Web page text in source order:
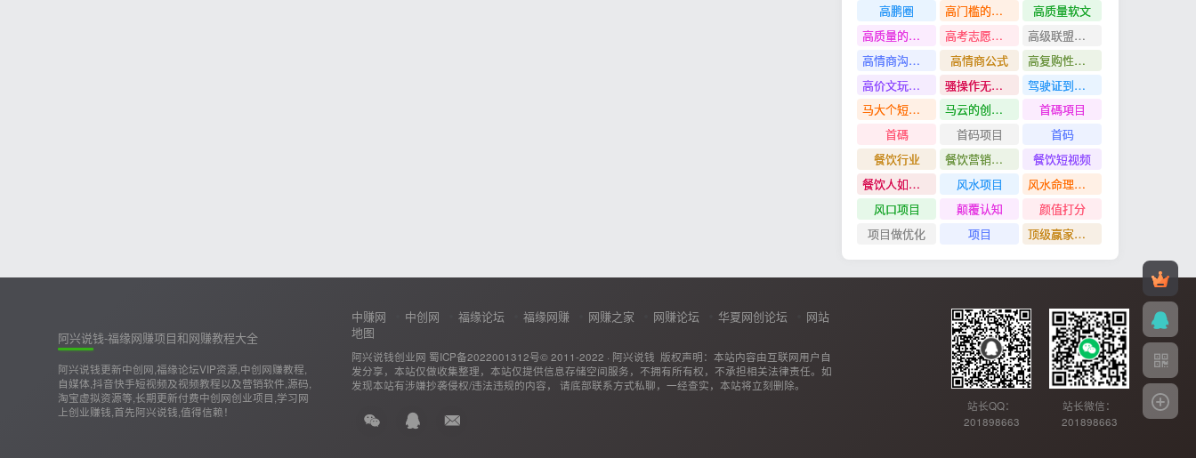
高鹏圈
高门槛的生意
高质量软文
高质量的问答和知识分享
高考志愿填报
高级联盟营销教程
高情商沟通管理课
高情商公式
高复购性行业
高价文玩众筹分红项目
骚操作无脑裂变
驾驶证到期换证
马大个短视频投放课
马云的创业故事
首碼項目
首碼
首码项目
首码
餐饮行业
餐饮营销管理特训班
餐饮短视频
餐饮人如何用团购给门店拓客
风水项目
风水命理项目
风口项目
颠覆认知
颜值打分
项目做优化
项目 顶级赢家思维
阿兴说钱-福缘网赚项目和网赚教程大全
阿兴说钱更新中创网,福缘论坛VIP资源,中创网赚教程,
自媒体,抖音快手短视频及视频教程以及营销软件,源码,
淘宝虚拟资源等,长期更新付费中创网创业项目,学习网
上创业赚钱,首先阿兴说钱,值得信赖！
中赚网 中创网 福缘论坛 福缘网赚 网赚之家 网赚论坛 华夏网创论坛
网站
地图
阿兴说钱创业网 蜀ICP备2022001312号© 2011-2022 · 阿兴说钱 版权声明：本站内容由互联网用户自
发分享，本站仅做收集整理，本站仅提供信息存储空间服务，不拥有所有权，不承担相关法律责任。如
发现本站有涉嫌抄袭侵权/违法违规的内容， 请底部联系方式私聊，一经查实，本站将立刻删除。
站长QQ：
201898663
站长微信：
201898663